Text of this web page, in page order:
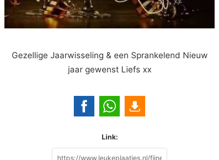
Gezellige Jaarwisseling & een Sprankelend Nieuw
jaar gewenst Liefs xx
Link: